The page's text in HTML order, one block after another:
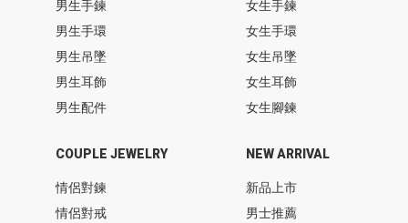
男生手鍊
男生手環
男生吊墜
男生耳飾
男生配件
女生手鍊
女生手環
女生吊墜
女生耳飾
女生腳鍊
COUPLE JEWELRY
情侶對鍊
情侶對戒
NEW ARRIVAL
新品上市
男士推薦